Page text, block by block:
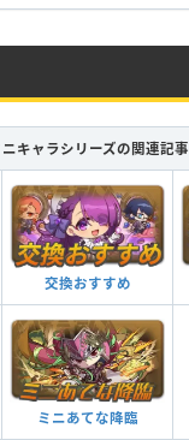
ニキャラシリーズの関連記事
交換おすすめ
ミニあてな降臨